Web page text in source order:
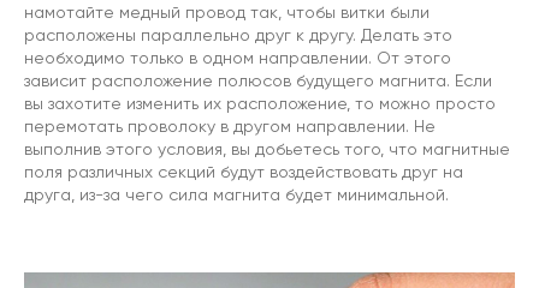
намотайте медный провод так, чтобы витки были
расположены параллельно друг к другу. Делать это
необходимо только в одном направлении. От этого
зависит расположение полюсов будущего магнита. Если
вы захотите изменить их расположение, то можно просто
перемотать проволоку в другом направлении. Не
выполнив этого условия, вы добьетесь того, что магнитные
поля различных секций будут воздействовать друг на
друга, из-за чего сила магнита будет минимальной.